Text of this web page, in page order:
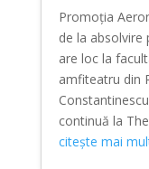
Promoția
de la absolvire
are loc la
amfiteatru din
continuă la
citește mai